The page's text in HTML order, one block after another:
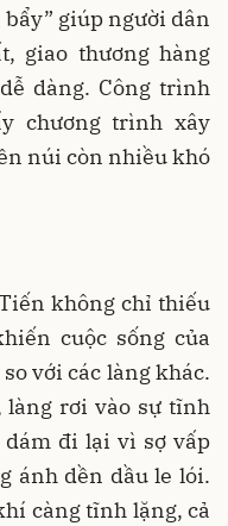
giúp người dân
giao thương hàng
dàng. Công trình
chương trình xây
núi còn nhiều khó
không chỉ thiếu
cuộc sống của
với các làng khác.
làng rơi vào sự tĩnh
đi lại vì sợ vấp
ánh dền dầu le lói.
càng tĩnh lặng, cả